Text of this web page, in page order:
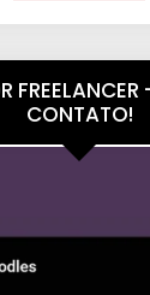
FREELANCER
CONTATO!